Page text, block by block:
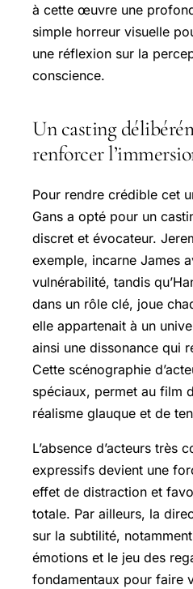
à cette œuvre une
simple horreur visuelle
une réflexion sur la
conscience.
Un casting
renforcer
Pour rendre crédible cet
Gans a opté pour un
discret et évocateur.
exemple, incarne James
vulnérabilité, tandis
dans un rôle clé, joue
elle appartenait à un
ainsi une dissonance qui
Cette scénographie
spéciaux, permet au film
réalisme glauque et de
L’absence d’acteurs très
expressifs devient une
effet de distraction et
totale. Par ailleurs, la
sur la subtilité,
émotions et le jeu des
fondamentaux pour faire